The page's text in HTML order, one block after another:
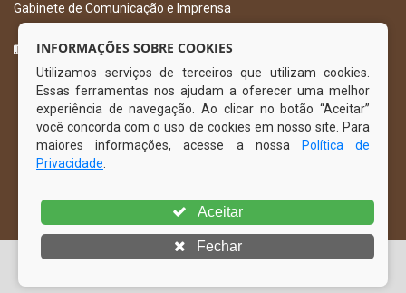
Gabinete de Comunicação e Imprensa
CURTA NOSSA FAN PAGE
© Copyright 2026 Prefeitura Municipal de Gravatá | Todos os
INFORMAÇÕES SOBRE COOKIES
Utilizamos serviços de terceiros que utilizam cookies.
Essas ferramentas nos ajudam a oferecer uma melhor
experiência de navegação. Ao clicar no botão “Aceitar”
você concorda com o uso de cookies em nosso site. Para
maiores informações, acesse a nossa
Política de
Privacidade
Aceitar
Fechar